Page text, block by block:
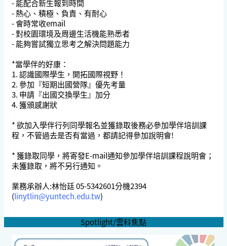
- 能配合新生報到時間
- 熱心、積極、負責、有耐心
- 會時常收email
- 對校園環境及周邊生活機能熟悉者
- 能夠嘗試獨立思考之解決問題能力
*當學伴的好康：
1. 認識國際學生，開拓國際視野！
2. 參加『短期出國營隊』優先考量
3. 申請『出國交換學生』加分
4. 獲頒感謝狀
* 欲加入學伴行列同學報名並獲錄取後務必參加學伴培訓課
程，不管過去是否有當過，都請記得參加說明會!
* 獲錄取同學，將寄發E-mail通知參加學伴培訓課程說明會；
未獲錄取，將不另行通知。
業務承辦人:林怡廷 05-5342601分機2394
(linytlin@yuntech.edu.tw)
Spotlight/雲科焦點